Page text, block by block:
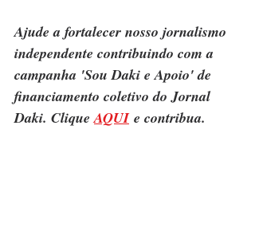
Ajude a fortalecer nosso jornalismo
independente contribuindo com a
campanha 'Sou Daki e Apoio' de
financiamento coletivo do Jornal
Daki. Clique AQUI e contribua.